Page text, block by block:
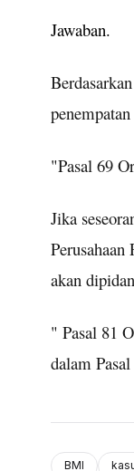
Jawaban.
"Pasal 69
Jika
akan
" Pasal 81
dalam
BMI